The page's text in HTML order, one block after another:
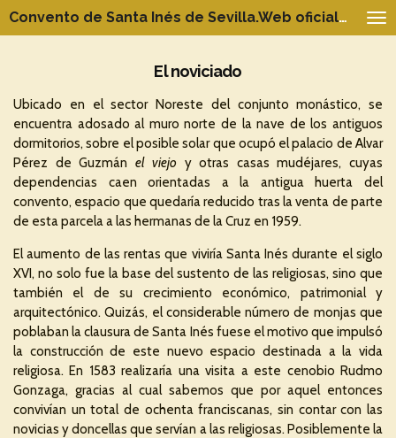
Ir
al
Convento de Santa Inés de Sevilla.Web oficial del Patrimonio
El noviciado
Ubicado en el sector Noreste del conjunto monástico, se
encuentra adosado al muro norte de la nave de los antiguos
dormitorios, sobre el posible solar que ocupó el palacio de Alvar
Pérez de Guzmán el viejo y otras casas mudéjares, cuyas
dependencias caen orientadas a la antigua huerta del
convento, espacio que quedaría reducido tras la venta de parte
de esta parcela a las hermanas de la Cruz en 1959.
El aumento de las rentas que viviría Santa Inés durante el siglo
XVI, no solo fue la base del sustento de las religiosas, sino que
también el de su crecimiento económico, patrimonial y
arquitectónico. Quizás, el considerable número de monjas que
poblaban la clausura de Santa Inés fuese el motivo que impulsó
la construcción de este nuevo espacio destinada a la vida
religiosa. En 1583 realizaría una visita a este cenobio Rudmo
Gonzaga, gracias al cual sabemos que por aquel entonces
convivían un total de ochenta franciscanas, sin contar con las
novicias y doncellas que servían a las religiosas. Posiblemente la